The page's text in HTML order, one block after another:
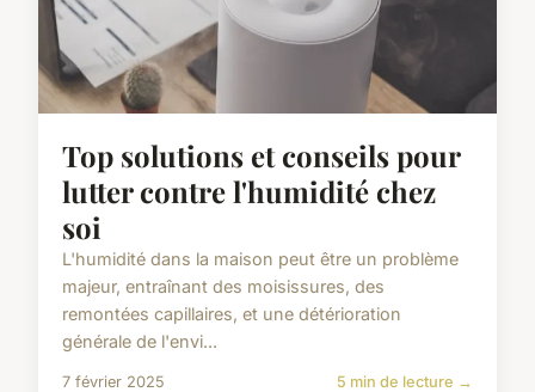
Top solutions et conseils pour
lutter contre l'humidité chez
soi
L'humidité dans la maison peut être un problème
majeur, entraînant des moisissures, des
remontées capillaires, et une détérioration
générale de l'envi...
7 février 2025 5 min de lecture →